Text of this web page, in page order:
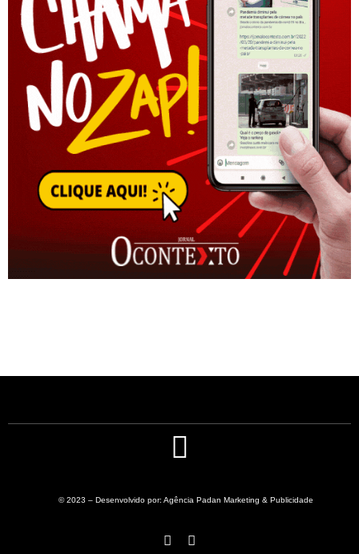
© 2023 – Desenvolvido por: Agência Padan Marketing & Publicidade